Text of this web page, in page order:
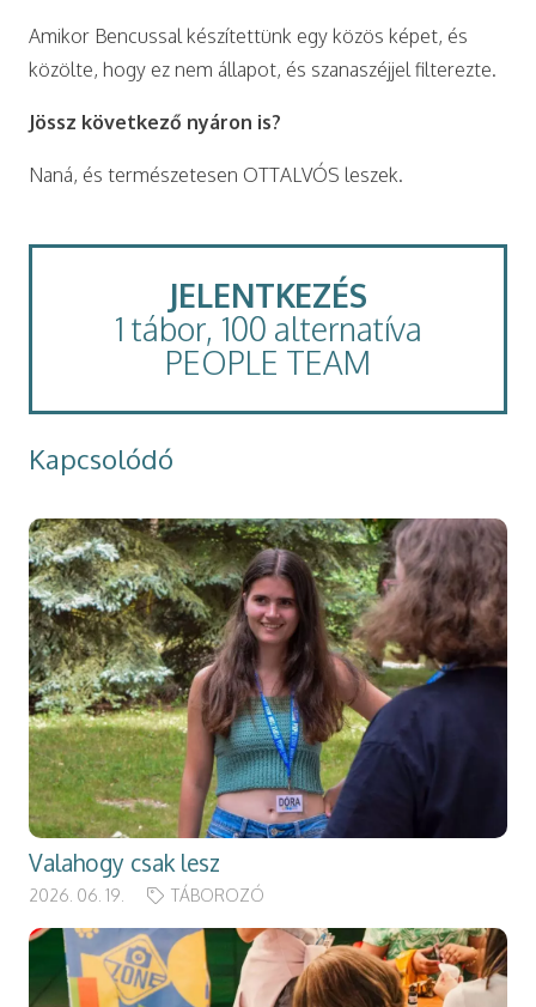
Amikor Bencussal készítettünk egy közös képet, és
közölte, hogy ez nem állapot, és szanaszéjjel filterezte.
Jössz következő nyáron is?
Naná, és természetesen OTTALVÓS leszek.
JELENTKEZÉS
1 tábor, 100 alternatíva
PEOPLE TEAM
Kapcsolódó
Valahogy csak lesz
2026. 06. 19. TÁBOROZÓ